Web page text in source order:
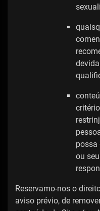
possa
ou
Reservamo-nos o
aviso prévio, de